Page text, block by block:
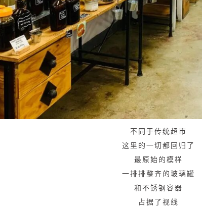
不同于传统超市
这里的一切都回归了
最原始的模样
一排排整齐的玻璃罐
和不锈钢容器
占据了视线